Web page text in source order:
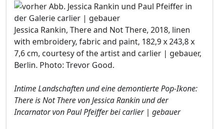
Jessica Rankin, There and Not There, 2018, linen
with embroidery, fabric and paint, 182,9 x 243,8 x
7,6 cm, courtesy of the artist and carlier | gebauer,
Berlin. Photo: Trevor Good.
Intime Landschaften und eine demontierte Pop-Ikone:
There is Not There von Jessica Rankin und der
Incarnator von Paul Pfeiffer bei carlier | gebauer